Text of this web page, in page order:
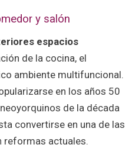
y salón
espacios
de la cocina, el
ambiente multifuncional.
en los años 50
de la década
convertirse en una de las
reformas actuales.